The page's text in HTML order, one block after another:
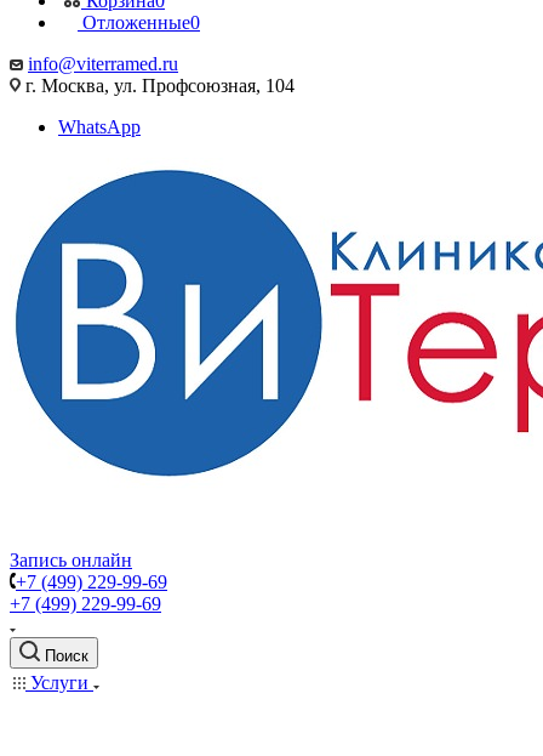
Отложенные0
info@viterramed.ru
г. Москва, ул. Профсоюзная, 104
WhatsApp
Запись онлайн
+7 (499) 229-99-69
+7 (499) 229-99-69
Поиск
Услуги